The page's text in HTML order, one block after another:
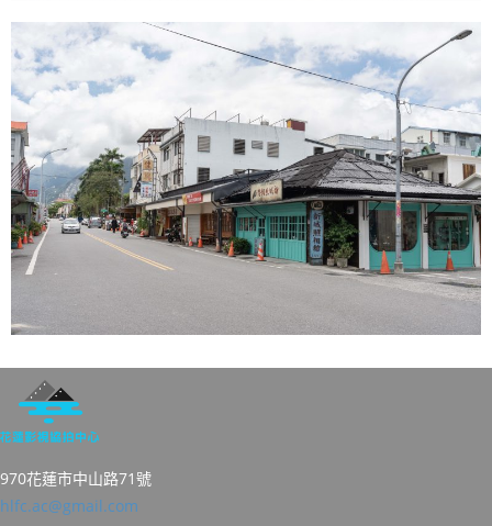
970花蓮市中山路71號
hlfc.ac@gmail.com